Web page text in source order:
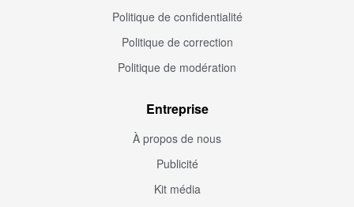
Politique de confidentialité
Politique de correction
Politique de modération
Entreprise
À propos de nous
Publicité
Kit média